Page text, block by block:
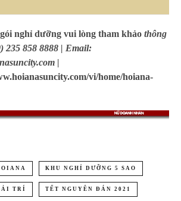
nghỉ dưỡng vui lòng tham khảo thông
235 858 8888 | Email:
.com |
vi/home/hoiana-
KHU NGHỈ DƯỠNG 5 SAO
TRÍ TẾT NGUYÊN ĐÁN 2021